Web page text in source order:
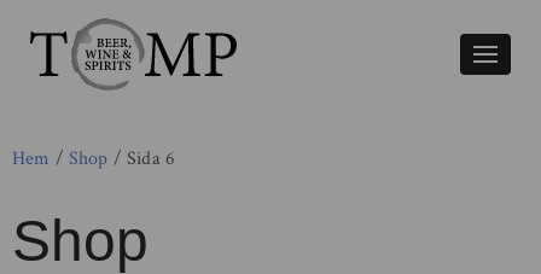
Växla
Hem / Shop / Sida 6
Shop